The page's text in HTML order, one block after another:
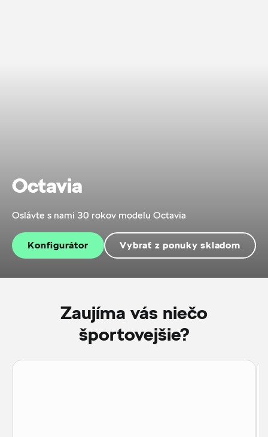
Octavia
Oslávte s nami 30 rokov modelu Octavia
Konfigurátor Vybrať z ponuky skladom
Zaujíma vás niečo
športovejšie?